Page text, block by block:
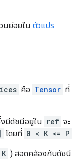
นย่อยใน ตัวแปร
คือ Tensor ที่
งมีดัชนีอยู่ใน ref จะ
โดยที่ 0 < K <= P
K ) สอดคล้องกับดัชนี